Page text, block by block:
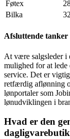
Føtex
Bilka
Afsluttende tanker
At være salgsleder i
mulighed for at lede
service. Det er
retfærdig aflønning
lønportaler som
lønudviklingen i
Hvad er den